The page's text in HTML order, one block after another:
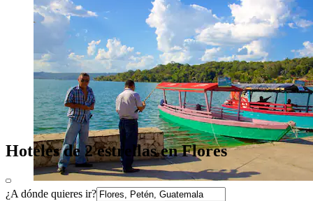
Hoteles de 2 estrellas en Flores
¿A dónde quieres ir?